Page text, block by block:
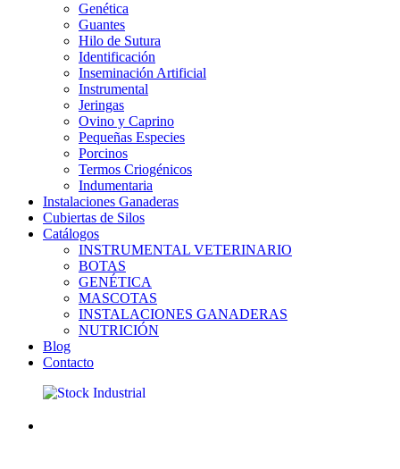
Genética
Guantes
Hilo de Sutura
Identificación
Inseminación Artificial
Instrumental
Jeringas
Ovino y Caprino
Pequeñas Especies
Porcinos
Termos Criogénicos
Indumentaria
Instalaciones Ganaderas
Cubiertas de Silos
Catálogos
INSTRUMENTAL VETERINARIO
BOTAS
GENÉTICA
MASCOTAS
INSTALACIONES GANADERAS
NUTRICIÓN
Blog
Contacto